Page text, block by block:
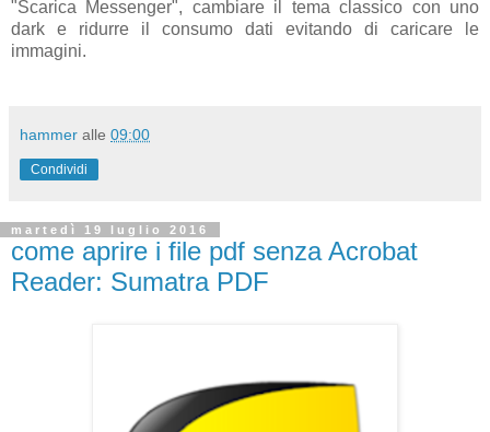
"Scarica Messenger", cambiare il tema classico con uno
dark e ridurre il consumo dati evitando di caricare le
immagini.
hammer alle 09:00
Condividi
martedì 19 luglio 2016
come aprire i file pdf senza Acrobat
Reader: Sumatra PDF